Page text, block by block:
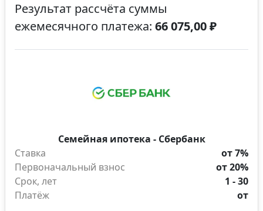
Результат рассчёта суммы
ежемесячного платежа: 66 075,00 ₽
Семейная ипотека - Сбербанк
Ставка
от 7%
Первоначальный взнос
от 20%
Срок, лет
1 - 30
Платёж
от